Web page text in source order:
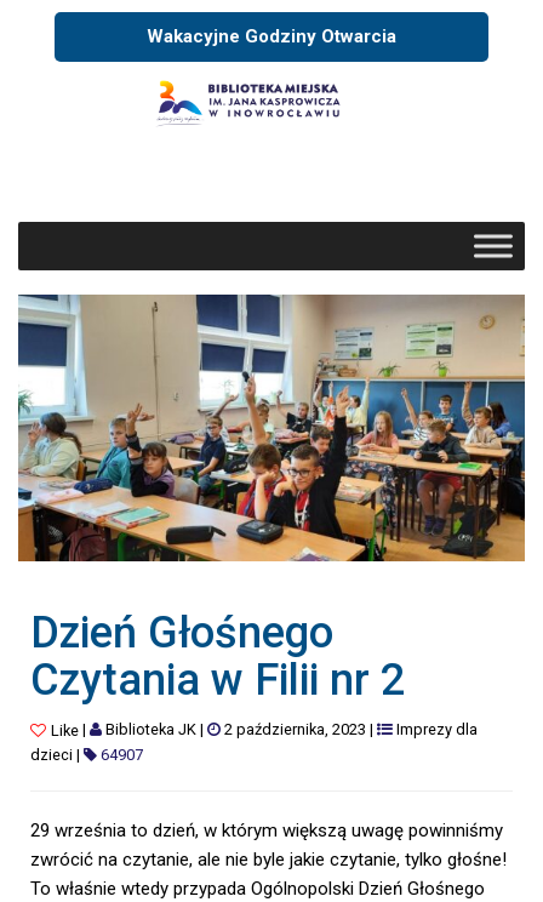
Wakacyjne Godziny Otwarcia
Dzień Głośnego
Czytania w Filii nr 2
Like| Biblioteka JK| 2 października, 2023 |
Imprezy dla
dzieci | 64907
29 września to dzień, w którym większą uwagę powinniśmy
zwrócić na czytanie, ale nie byle jakie czytanie, tylko głośne!
To właśnie wtedy przypada Ogólnopolski Dzień Głośnego